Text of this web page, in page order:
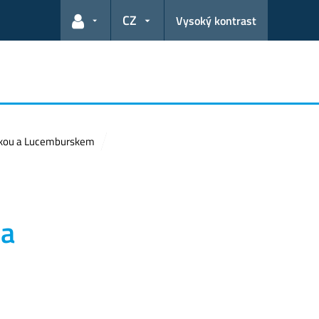
Odkazy pro uživatele
CZ Vysoký kontrast
a Lucemburskem